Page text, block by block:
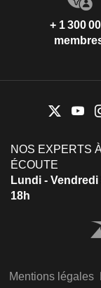
+ 1 300
NOS EXPERTS
ÉCOUTE
Lundi - Vendredi
18h
Mentions légales